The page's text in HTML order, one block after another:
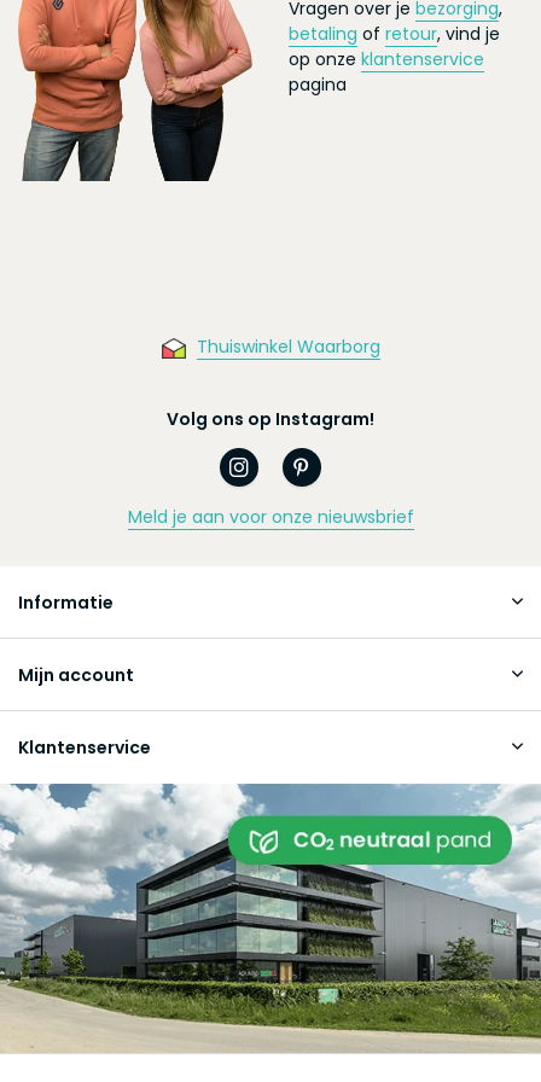
Vragen over je bezorging,
betaling of retour, vind je
op onze klantenservice
pagina
Thuiswinkel Waarborg
Volg ons op Instagram!
Meld je aan voor onze nieuwsbrief
Informatie
Mijn account
Klantenservice